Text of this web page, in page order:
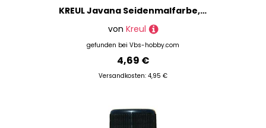
KREUL Javana Seidenmalfarbe, 50 ml - Rot
von Kreul
gefunden bei Vbs-hobby.com
4,69 €
Versandkosten: 4,95 €